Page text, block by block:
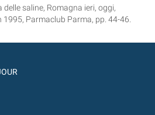
delle saline, Romagna ieri, oggi,
1995, Parmaclub Parma, pp. 44-46.